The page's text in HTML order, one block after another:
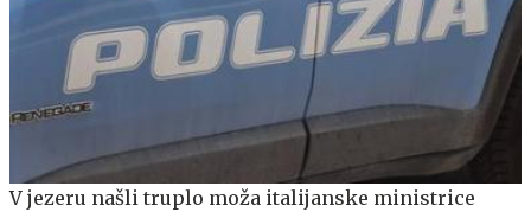
V jezeru našli truplo moža italijanske ministrice